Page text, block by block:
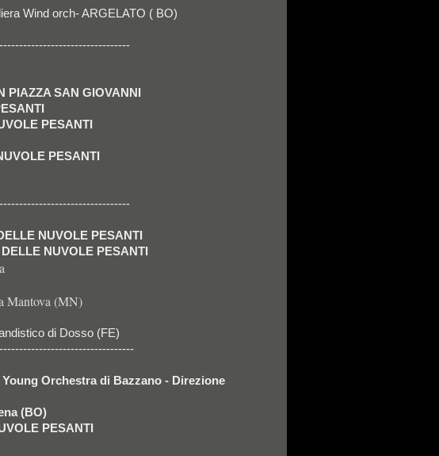
Wind orch- ARGELATO ( BO)
PIAZZA SAN GIOVANNI
PESANTI
PESANTI
NUVOLE PESANTI
NUVOLE PESANTI
Mantova (MN)
di Dosso (FE)
Orchestra di Bazzano - Direzione
(BO)
PESANTI